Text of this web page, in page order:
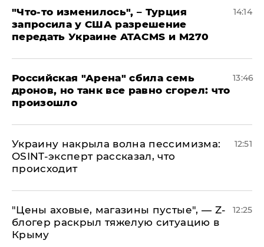
​"Что-то изменилось", – Турция
запросила у США разрешение
передать Украине ATACMS и M270
14:14
​Российская "Арена" сбила семь
дронов, но танк все равно сгорел: что
произошло
13:46
​Украину накрыла волна пессимизма:
OSINT-эксперт рассказал, что
происходит
12:51
​"Цены аховые, магазины пустые", — Z-
блогер раскрыл тяжелую ситуацию в
Крыму
12:25